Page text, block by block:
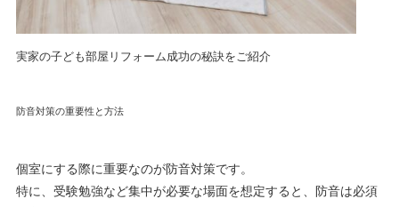
実家の子ども部屋リフォーム成功の秘訣をご紹介
防音対策の重要性と方法
個室にする際に重要なのが防音対策です。
特に、受験勉強など集中が必要な場面を想定すると、防音は必須